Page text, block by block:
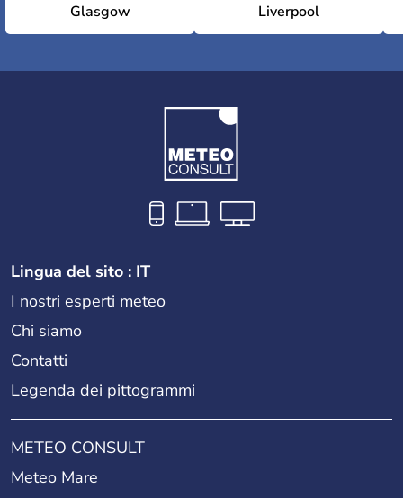
Glasgow Liverpool
Lingua del sito : IT
I nostri esperti meteo
Chi siamo
Contatti
Legenda dei pittogrammi
METEO CONSULT
Meteo Mare